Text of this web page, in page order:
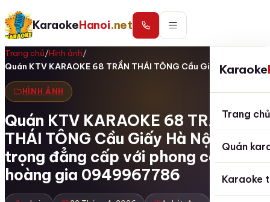
KaraokeHanoi.net
Karaoke
Trang chủ
Quán
Karaoke
Trang chủ/Hình ảnh/
Quán KTV KARAOKE 68 TRẦN THÁI TÔNG Cầu Giấy…
HÌNH ẢNH
Quán KTV KARAOKE 68 TRẦN
THÁI TÔNG Cầu Giấy Hà Nội Sang
trọng đẳng cấp với phong cách
hoàng gia 0949967786